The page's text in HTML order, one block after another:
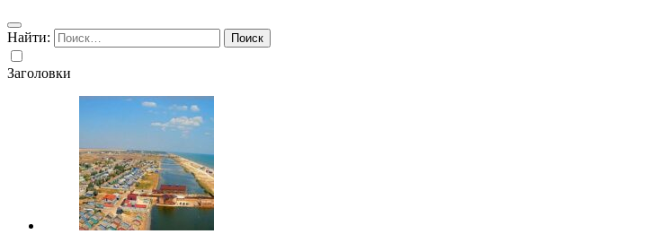
Найти:
Заголовки